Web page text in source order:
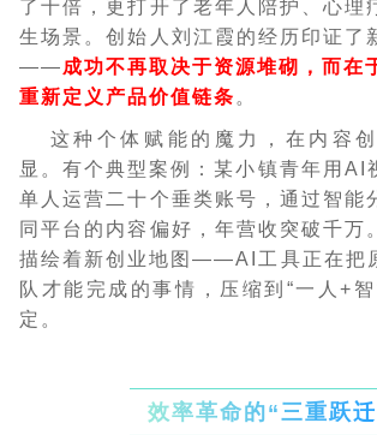
了十倍，更打开了老年人陪护、心理
生场景。创始人刘江霞的经历印证了
——成功不再取决于资源堆砌，而在
重新定义产品价值链条 。
这种个体赋能的魔力，在内容
显。有个典型案例：某小镇青年用AI
单人运营二十个垂类账号，通过智能
同平台的内容偏好，年营收突破千万
描绘着新创业地图——AI工具正在把
队才能完成的事情，压缩到“一人+
定。
效率革命的“三重跃